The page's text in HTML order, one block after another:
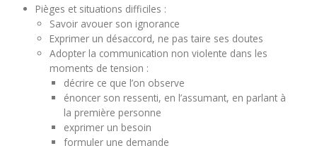
Pièges et situations difficiles :
Savoir avouer son ignorance
Exprimer un désaccord, ne pas taire ses doutes
Adopter la communication non violente dans les
moments de tension :
décrire ce que l’on observe
énoncer son ressenti, en l’assumant, en parlant à
la première personne
exprimer un besoin
formuler une demande